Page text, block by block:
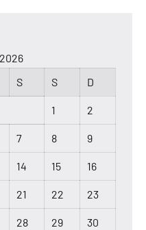
S S D
1 2
7 8 9
14 15 16
21 22 23
28 29 30